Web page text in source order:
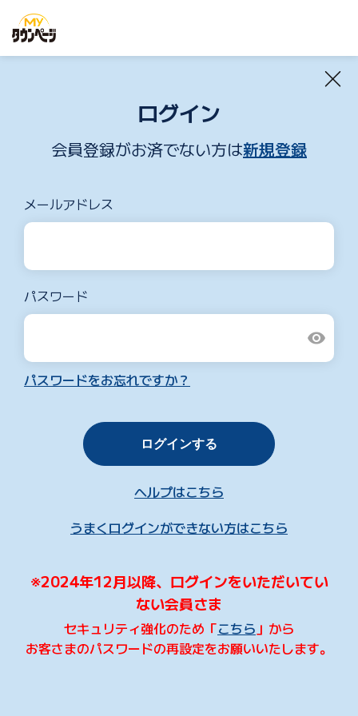
ログイン
会員登録がお済でない方は新規登録
メールアドレス
パスワード
visibility
パスワードをお忘れですか？
ログインする
ヘルプはこちら
うまくログインができない方はこちら
※2024年12月以降、ログインをいただいてい
ない会員さま
セキュリティ強化のため「こちら 」から
お客さまのパスワードの再設定をお願いいたします。